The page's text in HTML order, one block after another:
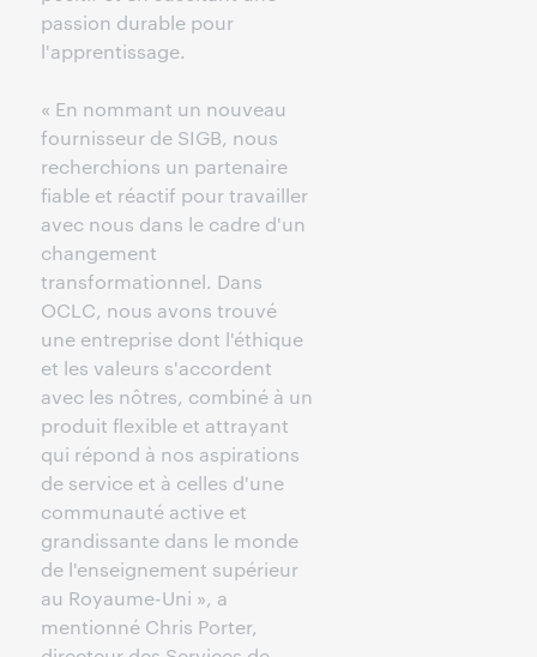
passion durable pour
l'apprentissage.
« En nommant un nouveau
fournisseur de SIGB, nous
recherchions un partenaire
fiable et réactif pour travailler
avec nous dans le cadre d'un
changement
transformationnel. Dans
OCLC, nous avons trouvé
une entreprise dont l'éthique
et les valeurs s'accordent
avec les nôtres, combiné à un
produit flexible et attrayant
qui répond à nos aspirations
de service et à celles d'une
communauté active et
grandissante dans le monde
de l'enseignement supérieur
au Royaume-Uni », a
mentionné Chris Porter,